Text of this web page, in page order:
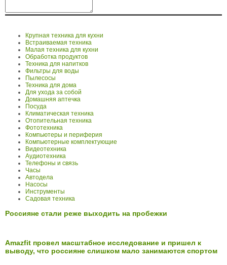
Крупная техника для кухни
Встраиваемая техника
Малая техника для кухни
Обработка продуктов
Техника для напитков
Фильтры для воды
Пылесосы
Техника для дома
Для ухода за собой
Домашняя аптечка
Посуда
Климатическая техника
Отопительная техника
Фототехника
Компьютеры и периферия
Компьютерные комплектующие
Видеотехника
Аудиотехника
Телефоны и связь
Часы
Автодела
Насосы
Инструменты
Садовая техника
Россияне стали реже выходить на пробежки
Amazfit провел масштабное исследование и пришел к
выводу, что россияне слишком мало занимаются спортом